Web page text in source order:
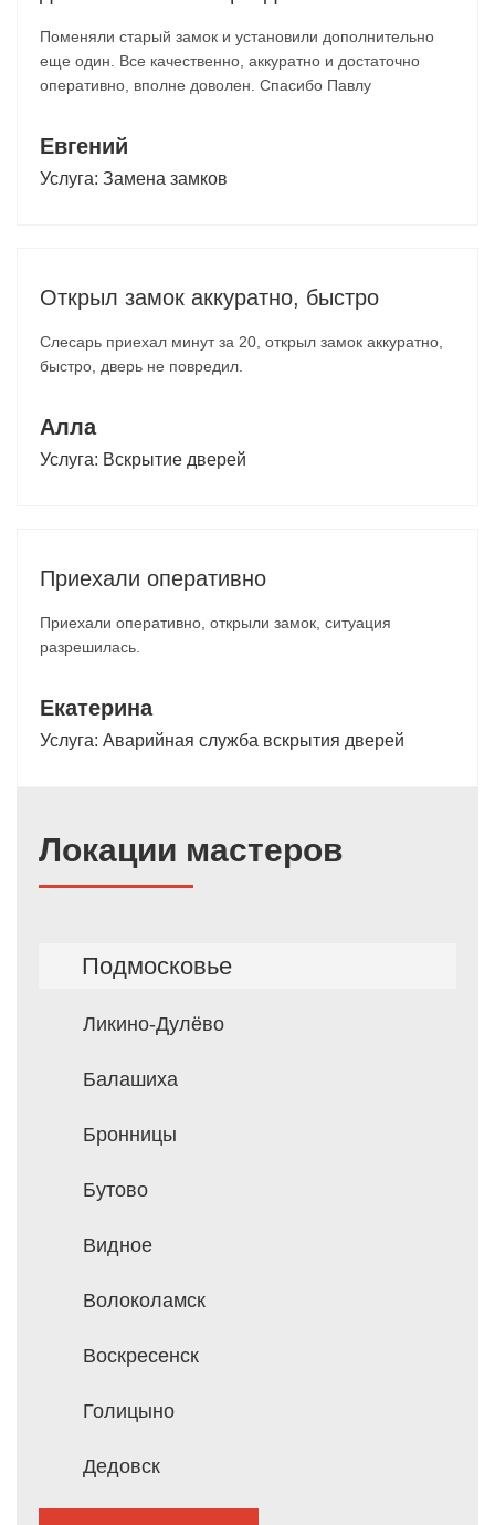
Поменяли старый замок и установили дополнительно
еще один. Все качественно, аккуратно и достаточно
оперативно, вполне доволен. Спасибо Павлу
Евгений
Услуга: Замена замков
Открыл замок аккуратно, быстро
Слесарь приехал минут за 20, открыл замок аккуратно,
быстро, дверь не повредил.
Алла
Услуга: Вскрытие дверей
Приехали оперативно
Приехали оперативно, открыли замок, ситуация
разрешилась.
Екатерина
Услуга: Аварийная служба вскрытия дверей
Локации мастеров
Подмосковье
Ликино-Дулёво
Балашиха
Бронницы
Бутово
Видное
Волоколамск
Воскресенск
Голицыно
Дедовск